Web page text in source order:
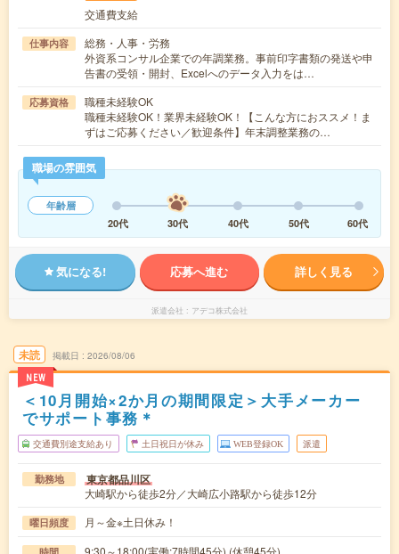
交通費支給
仕事内容
総務・人事・労務
外資系コンサル企業での年調業務。事前印字書類の発送や申
告書の受領・開封、Excelへのデータ入力をは…
応募資格
職種未経験OK
職種未経験OK！業界未経験OK！【こんな方におススメ！ま
ずはご応募ください／歓迎条件】年末調整業務の…
職場の雰囲気
年齢層
20代
30代 40代 50代 60代
気になる! 応募へ進む 詳しく見る
派遣会社 アデコ株式会社
未読
NEW
掲載日 2026/08/06
＜10月開始×2か月の期間限定＞大手メーカー
でサポート事務＊
交通費別途支給あり 土日祝日が休み WEB登録OK 派遣
勤務地 東京都品川区
大崎駅から徒歩2分／大崎広小路駅から徒歩12分
曜日頻度 月～金※土日休み！